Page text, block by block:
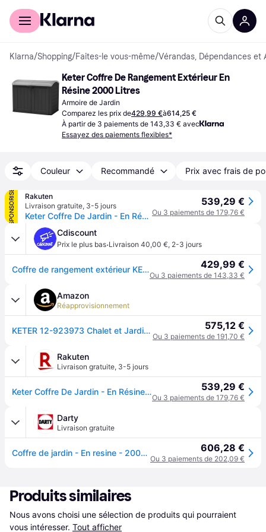
Acheter avec Klarna
Klarna/Shopping/Faites-le vous-même/Vérandas, Dépendances et
Keter Coffre De Rangement Extérieur En
Résine 2000 Litres
Armoire de Jardin
Comparez les prix de429,99 €à614,25 €
À partir de 3 paiements de 143,33 € avec
Essayez des paiements flexibles*
Couleur Recommandé Prix avec frais de
SPONSORISÉ
Rakuten
Livraison gratuite, 3-5 jours
Keter Coffre De Jardin - En Résine - 2000 L - Noir
539,29 €
Ou 3 paiements de 179,76 €
Cdiscount
Prix le plus bas·Livraison 40,00 €, 2-3 jours
Coffre de rangement extérieur KETER en résine 2000 litres Noir et gris - Abri de stockage de jardin 429,99 €
Ou 3 paiements de 143,33 €
Amazon
Réapprovisionnement
KETER 12-923973 Chalet et Jardin Coffre Multifonctions 2000L Ant, Anthracite, 177 x 113 x 134 cm 575,12 €
Ou 3 paiements de 191,70 €
Rakuten
Livraison gratuite, 3-5 jours
Keter Coffre De Jardin - En Résine - 2000 L - Noir 539,29 €
Ou 3 paiements de 179,76 €
Darty
Livraison gratuite
Coffre de jardin - En resine - 2000 L - Noir 606,28 €
Ou 3 paiements de 202,09 €
Produits similaires
Nous avons choisi une sélection de produits qui pourraient
vous intéresser. Tout afficher